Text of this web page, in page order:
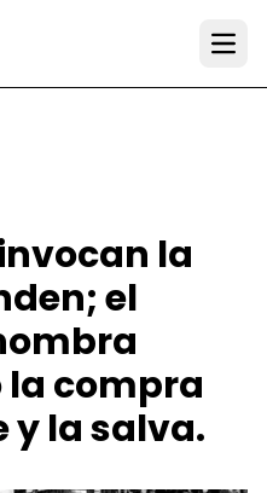
la
el
la compra
y la salva.